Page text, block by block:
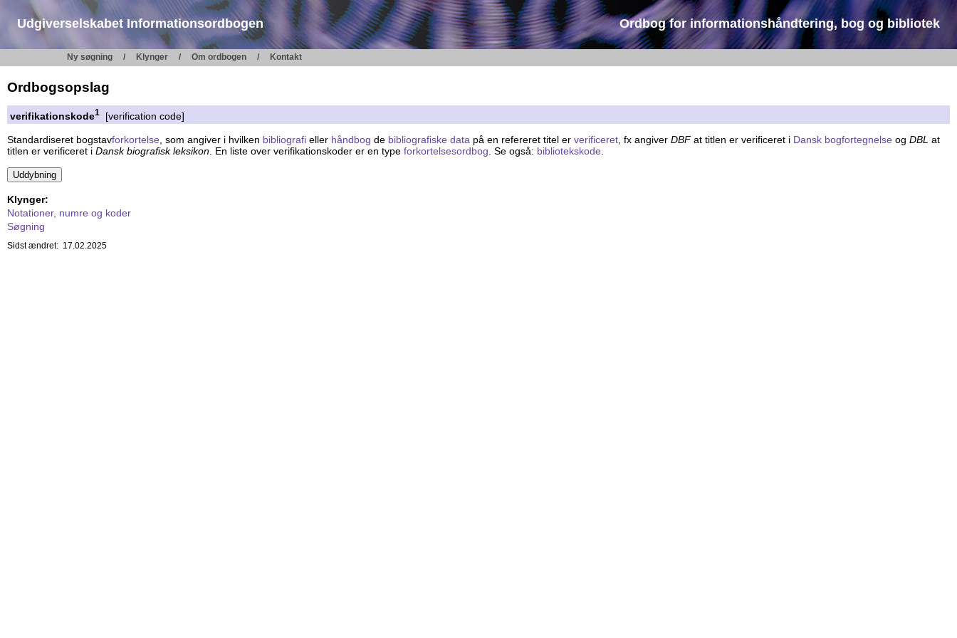
Udgiverselskabet Informationsordbogen Ordbog for informationshåndtering, bog og bibliotek
Ny søgning Klynger Om ordbogen Kontakt
Ordbogsopslag
verifikationskode1 [verification code]
Standardiseret bogstavforkortelse, som angiver i hvilken bibliografi eller håndbog de bibliografiske data på en refereret titel er verificeret, fx angiver DBFat titlen er verificeret i Dansk bogfortegnelse og DBL at
titlen er verificeret i Dansk biografisk leksikon. En liste over verifikationskoder er en type forkortelsesordbog. Se også: bibliotekskode.
Klynger:
Notationer, numre og koder
Søgning
Sidst ændret: 17.02.2025